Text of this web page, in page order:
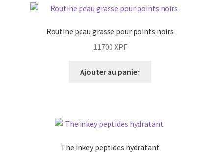
Routine peau grasse pour points noirs
11700 XPF
Ajouter au panier
The inkey peptides hydratant